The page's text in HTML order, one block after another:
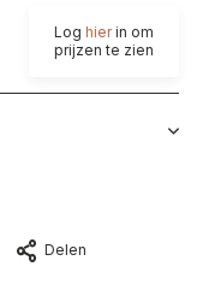
Log hierin om
prijzen te zien
Delen